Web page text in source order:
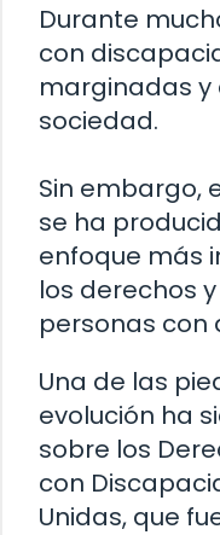
Durante
con
marginadas y
sociedad.
Sin embargo,
se ha
enfoque más
los derechos
personas con
Una de las
evolución ha
sobre los
con
Unidas, que